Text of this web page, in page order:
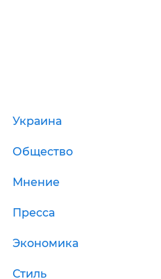
Украина
Общество
Мнение
Пресса
Экономика
Стиль